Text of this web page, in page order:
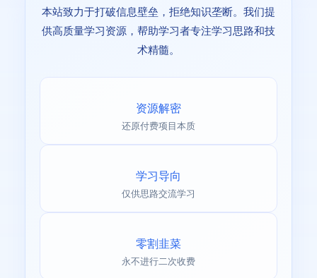
本站致力于打破信息壁垒，拒绝知识垄断。我们提
供高质量学习资源，帮助学习者专注学习思路和技
术精髓。
资源解密
还原付费项目本质
学习导向
仅供思路交流学习
零割韭菜
永不进行二次收费